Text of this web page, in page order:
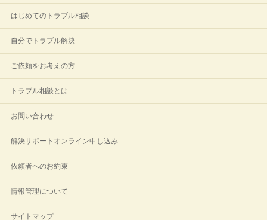
はじめてのトラブル相談
自分でトラブル解決
ご依頼をお考えの方
トラブル相談とは
お問い合わせ
解決サポートオンライン申し込み
依頼者へのお約束
情報管理について
サイトマップ